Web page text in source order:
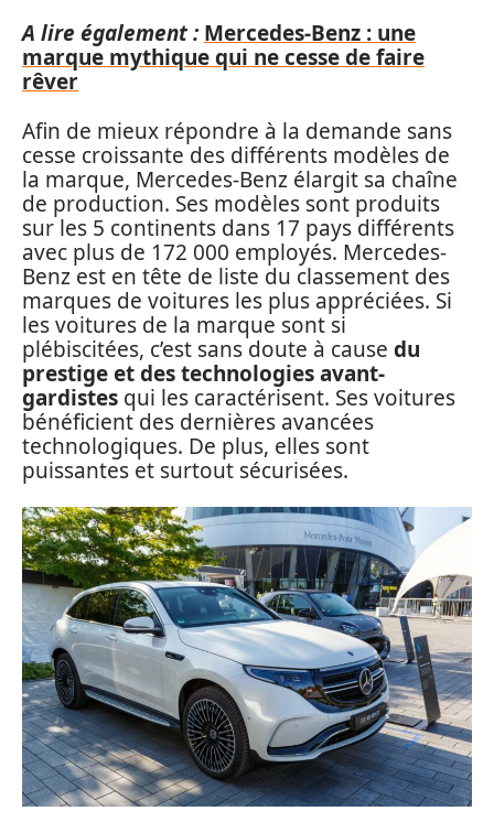
A lire également : Mercedes-Benz : une
marque mythique qui ne cesse de faire
rêver
Afin de mieux répondre à la demande sans
cesse croissante des différents modèles de
la marque, Mercedes-Benz élargit sa chaîne
de production. Ses modèles sont produits
sur les 5 continents dans 17 pays différents
avec plus de 172 000 employés. Mercedes-
Benz est en tête de liste du classement des
marques de voitures les plus appréciées. Si
les voitures de la marque sont si
plébiscitées, c’est sans doute à cause du
prestige et des technologies avant-
gardistes qui les caractérisent. Ses voitures
bénéficient des dernières avancées
technologiques. De plus, elles sont
puissantes et surtout sécurisées.